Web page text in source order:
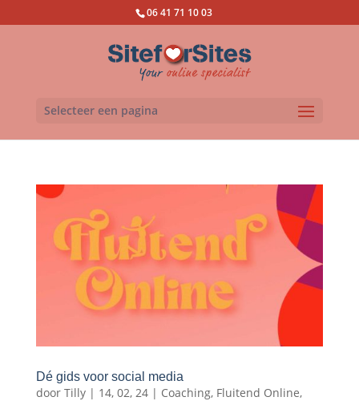
06 41 71 10 03
Selecteer een pagina
Dé gids voor social media
door Tilly| 14, 02, 24| Coaching, Fluitend Online,